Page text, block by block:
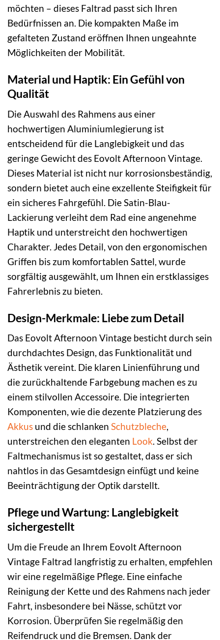
möchten – dieses Faltrad passt sich Ihren
Bedürfnissen an. Die kompakten Maße im
gefalteten Zustand eröffnen Ihnen ungeahnte
Möglichkeiten der Mobilität.
Material und Haptik: Ein Gefühl von
Qualität
Die Auswahl des Rahmens aus einer
hochwertigen Aluminiumlegierung ist
entscheidend für die Langlebigkeit und das
geringe Gewicht des Eovolt Afternoon Vintage.
Dieses Material ist nicht nur korrosionsbeständig,
sondern bietet auch eine exzellente Steifigkeit für
ein sicheres Fahrgefühl. Die Satin-Blau-
Lackierung verleiht dem Rad eine angenehme
Haptik und unterstreicht den hochwertigen
Charakter. Jedes Detail, von den ergonomischen
Griffen bis zum komfortablen Sattel, wurde
sorgfältig ausgewählt, um Ihnen ein erstklassiges
Fahrerlebnis zu bieten.
Design-Merkmale: Liebe zum Detail
Das Eovolt Afternoon Vintage besticht durch sein
durchdachtes Design, das Funktionalität und
Ästhetik vereint. Die klaren Linienführung und
die zurückhaltende Farbgebung machen es zu
einem stilvollen Accessoire. Die integrierten
Komponenten, wie die dezente Platzierung des
Akkus und die schlanken Schutzbleche,
unterstreichen den eleganten Look. Selbst der
Faltmechanismus ist so gestaltet, dass er sich
nahtlos in das Gesamtdesign einfügt und keine
Beeinträchtigung der Optik darstellt.
Pflege und Wartung: Langlebigkeit
sichergestellt
Um die Freude an Ihrem Eovolt Afternoon
Vintage Faltrad langfristig zu erhalten, empfehlen
wir eine regelmäßige Pflege. Eine einfache
Reinigung der Kette und des Rahmens nach jeder
Fahrt, insbesondere bei Nässe, schützt vor
Korrosion. Überprüfen Sie regelmäßig den
Reifendruck und die Bremsen. Dank der